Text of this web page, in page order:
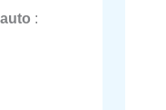
: